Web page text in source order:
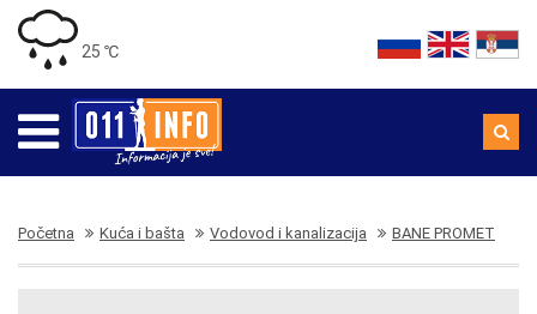
25 ℃
Početna Kuća i bašta Vodovod i kanalizacija BANE PROMET